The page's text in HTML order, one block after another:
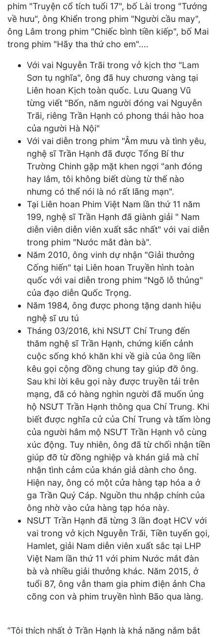
phim "Truyện cổ tích tuổi 17", bố Lài trong "Tướng
về hưu", ông Khiển trong phim "Người cầu may",
ông Lâm trong phim "Chiếc bình tiền kiếp", bố Mai
trong phim "Hãy tha thứ cho em"....
Với vai Nguyễn Trãi trong vở kịch thơ "Lam
Sơn tụ nghĩa", ông đã huy chương vàng tại
Liên hoan Kịch toàn quốc. Lưu Quang Vũ
từng viết "Bốn, năm người đóng vai Nguyễn
Trãi, riêng Trần Hạnh có phong thái hào hoa
của người Hà Nội"
Với vai diễn trong phim "Âm mưu và tình yêu,
nghệ sĩ Trần Hạnh đã được Tổng Bí thư
Trường Chinh gặp mặt khen ngợi "anh đóng
hay lắm, tôi không biết dùng từ thế nào
nhưng có thể nói là nó rất lãng mạn".
Tại Liên hoan Phim Việt Nam lần thứ 11 năm
199, nghệ sĩ Trần Hạnh đã giành giải " Nam
diễn viên diễn viên xuất sắc nhất" với vai diễn
trong phim "Nước mắt đàn bà".
Năm 2010, ông vinh dự nhận "Giải thưởng
Cống hiến" tại Liên hoan Truyền hình toàn
quốc với vai diễn trong phim "Ngõ lỗ thủng"
của đạo diễn Quốc Trọng.
Năm 1984, ông được phong tặng danh hiệu
nghệ sĩ ưu tú
Tháng 03/2016, khi NSƯT Chí Trung đến
thăm nghệ sĩ Trần Hạnh, chứng kiến cảnh
cuộc sống khó khăn khi về già của ông liền
kêu gọi cộng đồng chung tay giúp đỡ ông.
Sau khi lời kêu gọi này được truyền tải trên
mạng, đã có hàng nghìn người đã muốn ủng
hộ NSƯT Trần Hạnh thông qua Chí Trung. Khi
biết được nghĩa cử của Chí Trung và tấm lòng
của người hâm mộ NSƯT Trần Hạnh vô cùng
xúc động. Tuy nhiên, ông đã từ chối nhận tiền
giúp đỡ từ đồng nghiệp và khán giả mà chỉ
nhận tình cảm của khán giả dành cho ông.
Hiện nay, ông có một cửa hàng tạp hóa a ở
ga Trần Quý Cáp. Nguồn thu nhập chính của
ông nhờ vào cửa hàng tạp hóa này.
NSƯT Trần Hạnh đã từng 3 lần đoạt HCV với
vai trong vở kịch Nguyễn Trãi, Tiền tuyến gọi,
Hamlet, giải Nam diễn viên xuất sắc tại LHP
Việt Nam lần thứ 11 với phim Nước mắt đàn
bà và nhiều giải thưởng khác. Năm 2015, ở
tuổi 87, ông vẫn tham gia phim điện ảnh Cha
cõng con và phim truyền hình Bão qua làng.
“Tôi thích nhất ở Trần Hạnh là khả năng nắm bắt